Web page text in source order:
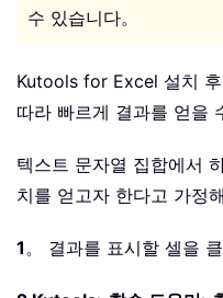
수 있습니다。
Kutools for Excel 설치 후
따라 빠르게 결과를 얻을
텍스트 문자열 집합에서
치를 얻고자 한다고 가정
1。 결과를 표시할 셀을 클